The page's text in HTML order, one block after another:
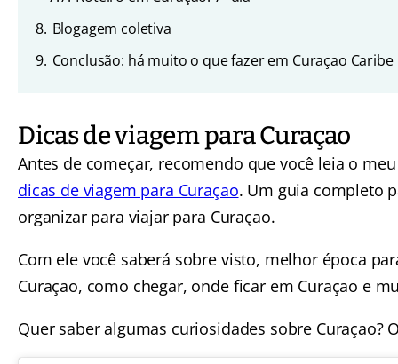
8. Blogagem coletiva
9. Conclusão: há muito o que fazer em Curaçao Caribe
Dicas de viagem para Curaçao
Antes de começar, recomendo que você leia o
dicas de viagem para Curaçao. Um guia completo
organizar para viajar para Curaçao.
Com ele você saberá sobre visto, melhor época
Curaçao, como chegar, onde ficar em Curaçao e
Quer saber algumas curiosidades sobre Curaçao?